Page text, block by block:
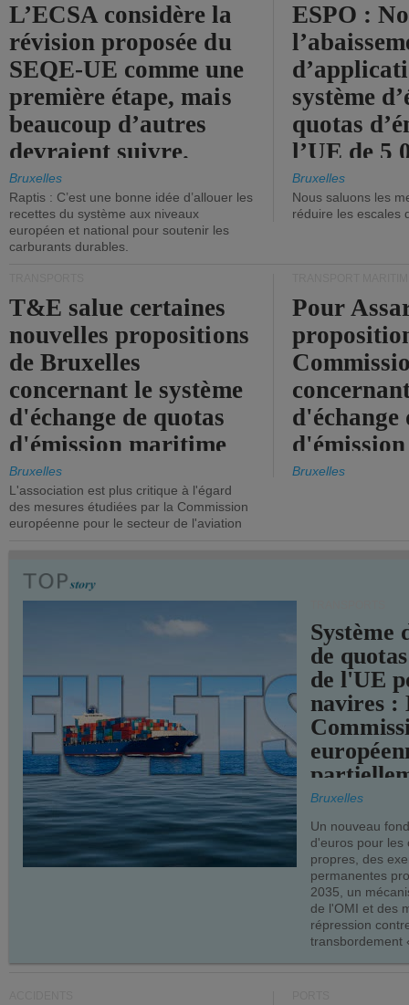
L’ECSA considère la
révision proposée du
SEQE-UE comme une
première étape, mais
beaucoup d’autres
devraient suivre.
Bruxelles
Raptis : C’est une bonne idée d’allouer les
recettes du système aux niveaux
européen et national pour soutenir les
carburants durables.
ESPO :
système
quotas
l’UE de 5
tonneaux
brute.
Bruxelles
Nous saluons les
réduire les escales
T&E salue certaines
nouvelles propositions
de Bruxelles
concernant le système
d'échange de quotas
d'émission maritime
de l'UE.
Bruxelles
L'association est plus critique à l'égard
des mesures étudiées par la Commission
européenne pour le secteur de l'aviation
Pour
d'échange
timide,
Bruxelles
Système
de
de l'UE
navires :
Bruxelles
Un nouveau
d'euros pour les
propres, des
permanentes
2035, un
de l'OMI et des
répression
transbordement